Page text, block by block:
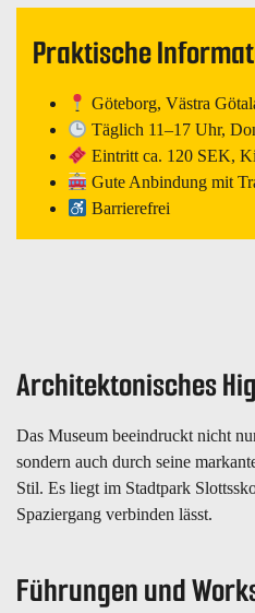
Praktische
Göteborg, Västra
Täglich 11–17 Uhr,
Eintritt ca. 120 SEK,
Gute Anbindung mit
Barrierefrei
Architektonisches
Das Museum beeindruckt nicht
sondern auch durch seine
Stil. Es liegt im Stadtpark
Spaziergang verbinden lässt.
Führungen und